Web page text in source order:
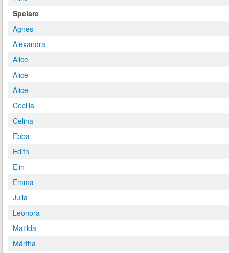
Spelare
Agnes
Alexandra
Alice
Alice
Alice
Cecilia
Celina
Ebba
Edith
Elin
Emma
Julia
Leonora
Matilda
Märtha